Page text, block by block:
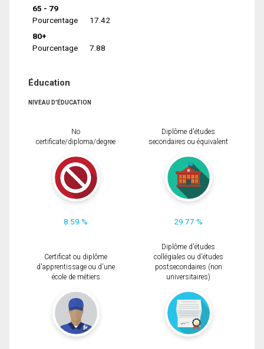
65 - 79
Pourcentage
17.42
80+
Pourcentage
7.88
Éducation
NIVEAU D'ÉDUCATION
No
certificate/diploma/degree
8.59 %
Diplôme d'études
secondaires ou équivalent
29.77 %
Certificat ou diplôme
d'apprentissage ou d'une
école de métiers
Diplôme d'études
collégiales ou d'études
postsecondaires (non
universitaires)